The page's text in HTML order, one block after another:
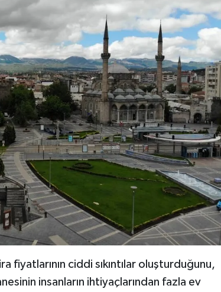
fiyatlarının ciddi sıkıntılar oluşturduğunu,
insanların ihtiyaçlarından fazla ev